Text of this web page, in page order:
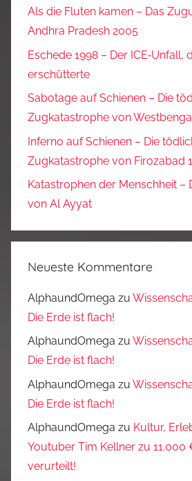
Als die Fluten kamen – Das
Andhra Pradesh 2005
Eschede 1998 – Der ICE‑Unfall,
erschütterte
Sabotage auf Schienen – Die
Zugkatastrophe von
Inferno auf Schienen – Die
Zugkatastrophe von Firozabad
Katastrophen der Menschheit –
von Al Ayyat
Neueste Kommentare
AlphaundOmega zu
Die Erde ist flach!
AlphaundOmega zu
Die Erde ist flach!
AlphaundOmega zu
Die Erde ist flach!
AlphaundOmega zu Kultur,
Youtuber Tim Kellner zu 11.000
verurteilt!